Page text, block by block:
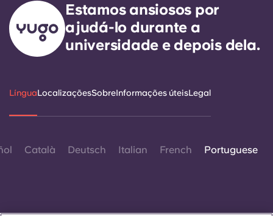
Estamos ansiosos por
ajudá-lo durante a
universidade e depois dela.
LínguaLocalizaçõesSobreInformações úteisLegal
Català Deutsch Italian French Portuguese